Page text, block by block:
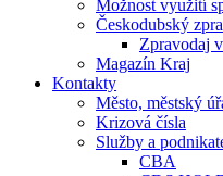
Možnost využití
Českodubský
Zpravodaj
Magazín Kraj
Kontakty
Město, městský
Krizová čísla
Služby a
CBA